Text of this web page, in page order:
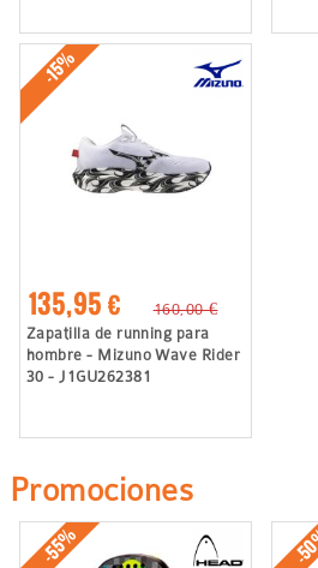
-15%
135,95 €
160,00 €
Zapatilla de running para
hombre - Mizuno Wave Rider
30 - J1GU262381
Promociones
-55% -